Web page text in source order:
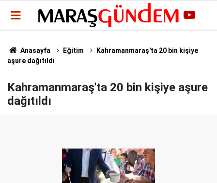
Anasayfa Eğitim
Kahramanmaraş'ta 20 bin kişiye
aşure dağıtıldı
Kahramanmaraş'ta 20 bin kişiye aşure
dağıtıldı